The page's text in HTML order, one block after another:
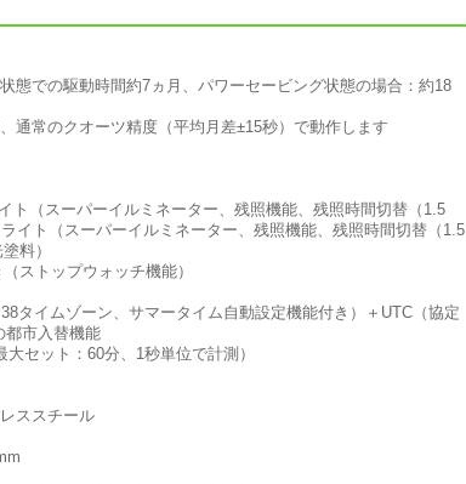
態での駆動時間約7ヵ月、パワーセービング状態の場合：約18
通常のクオーツ精度（平均月差±15秒）で動作します
ト（スーパーイルミネーター、残照機能、残照時間切替（1.5
イト（スーパーイルミネーター、残照機能、残照時間切替（1.5
料）
ストップウォッチ機能）
タイムゾーン、サマータイム自動設定機能付き）＋UTC（協定
都市入替機能
セット：60分、1秒単位で計測）
ススチール